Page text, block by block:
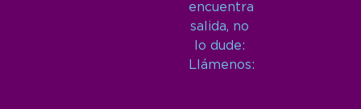
encuentra
salida, no
lo dude:
Llámenos: